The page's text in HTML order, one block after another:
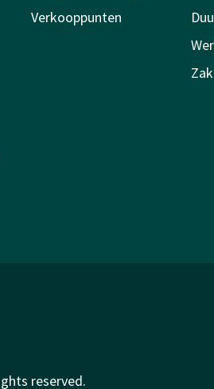
Verkooppunten
reserved.